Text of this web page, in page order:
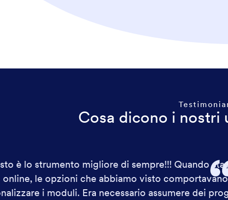
Cosa dicono i
è lo strumento migliore di sempre!!! Quando
online, le opzioni che abbiamo visto
i moduli. Era necessario assumere dei